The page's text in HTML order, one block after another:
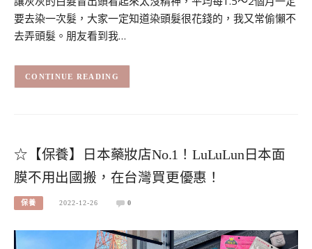
要去染一次髮，大家一定知道染頭髮很花錢的，我又常偷懶不
去弄頭髮。朋友看到我…
CONTINUE READING
☆【保養】日本藥妝店No.1！LuLuLun日本面
膜不用出國搬，在台灣買更優惠！
保養 2022-12-26 0